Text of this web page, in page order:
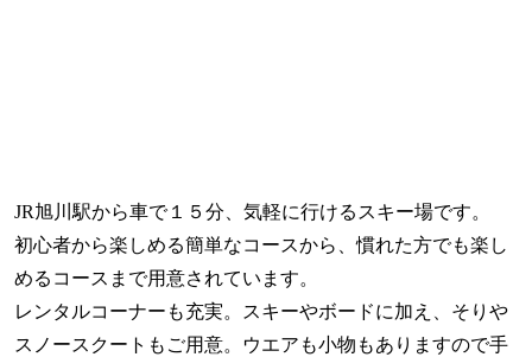
JR旭川駅から車で１５分、気軽に行けるスキー場です。
初心者から楽しめる簡単なコースから、慣れた方でも楽し
めるコースまで用意されています。
レンタルコーナーも充実。スキーやボードに加え、そりや
スノースクートもご用意。ウエアも小物もありますので手